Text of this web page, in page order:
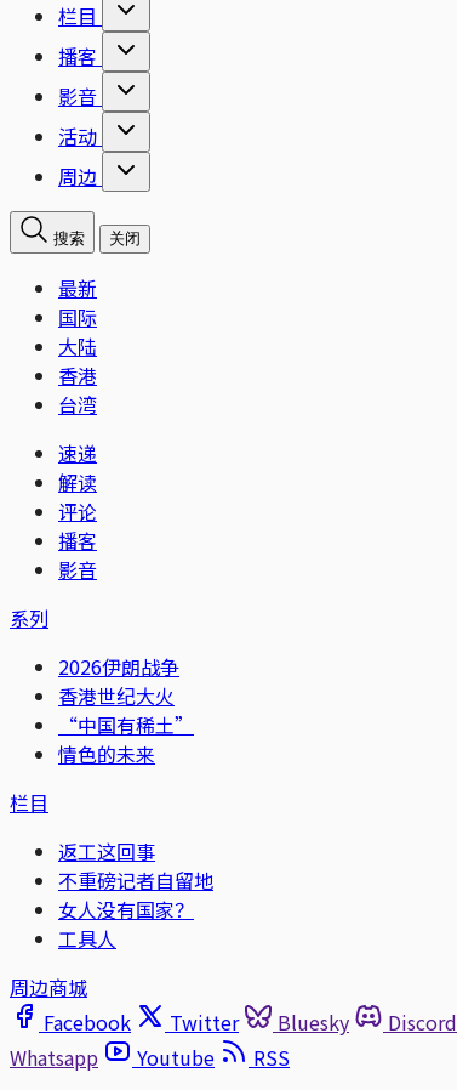
栏目
播客
影音
活动
周边
搜索 关闭
最新
国际
大陆
香港
台湾
速递
解读
评论
播客
影音
系列
2026伊朗战争
香港世纪大火
“中国有稀土”
情色的未来
栏目
返工这回事
不重磅记者自留地
女人没有国家？
工具人
周边商城
Facebook
Twitter Bluesky Discord
Whatsapp
Youtube
RSS